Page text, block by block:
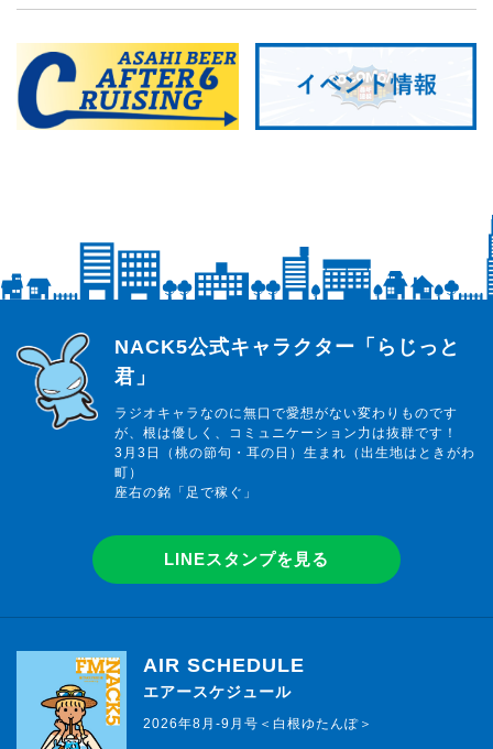
らじっと君
NACK5公式キャラクター「らじっと
君」
ラジオキャラなのに無口で愛想がない変わりものです
が、根は優しく、コミュニケーション力は抜群です！
3月3日（桃の節句・耳の日）生まれ（出生地はときがわ
町）
座右の銘「足で稼ぐ」
LINEスタンプを見る
AIR SCHEDULE
エアースケジュール
2026年8月-9月号＜白根ゆたんぽ＞